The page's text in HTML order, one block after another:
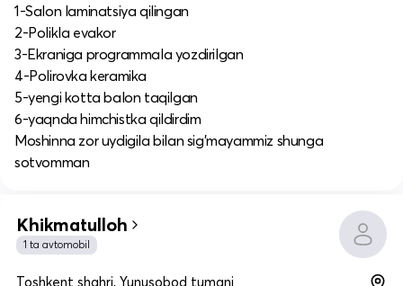
1-Salon laminatsiya qilingan
2-Polikla evakor
3-Ekraniga programmala yozdirilgan
4-Polirovka keramika
5-yengi kotta balon taqilgan
6-yaqnda himchistka qildirdim
Moshinna zor uydigila bilan sig’mayammiz shunga
sotvomman
Khikmatulloh
1 ta avtomobil
Toshkent shahri, Yunusobod tumani